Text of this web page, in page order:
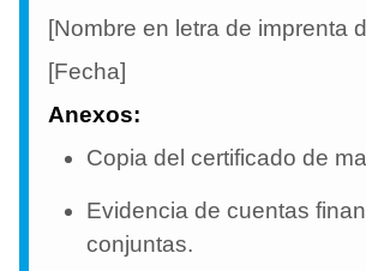
[Nombre en letra de imprenta
[Fecha]
Anexos:
Copia del certificado de
Evidencia de cuentas
conjuntas.